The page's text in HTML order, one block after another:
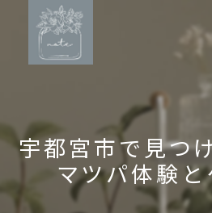
宇都宮市で見つ
マツパ体験と